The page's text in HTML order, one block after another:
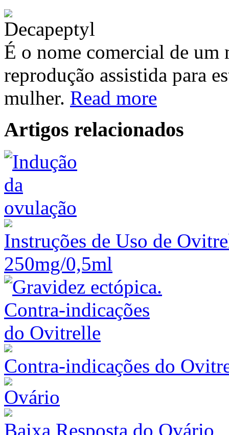
É o nome comercial de
reprodução assistida para
mulher. Read more
Artigos relacionados
Instruções de Uso de
250mg/0,5ml
Contra-indicações do
Baixa Resposta do Ovário